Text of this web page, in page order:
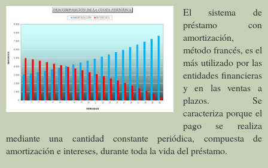
El sistema de
préstamo con
amortización,
método francés, es el
más utilizado por las
entidades financieras
y en las ventas a
plazos. Se
caracteriza porque el
pago se realiza
mediante una cantidad constante periódica, compuesta de
amortización e intereses, durante toda la vida del préstamo.